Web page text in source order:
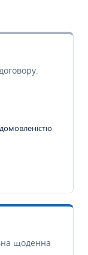
щоденна